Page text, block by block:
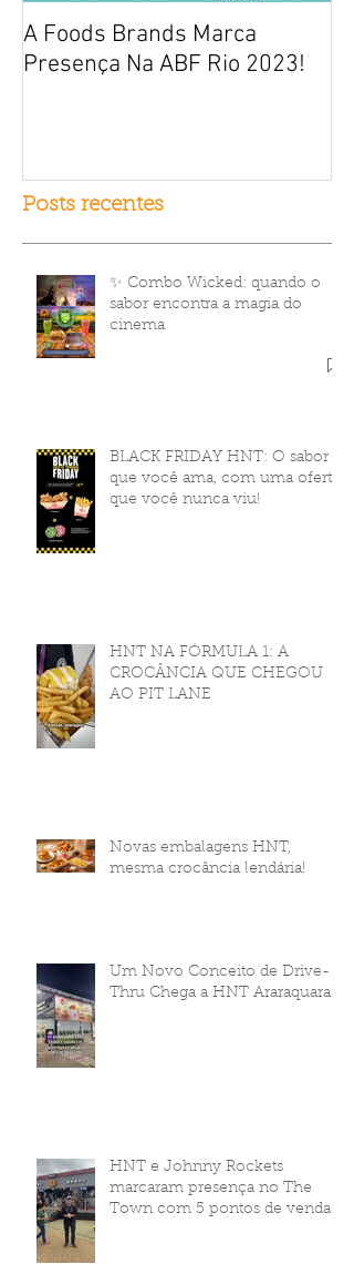
A Foods Brands Marca
Presença Na ABF Rio 2023!
Posts recentes
✨ Combo Wicked: quando o
sabor encontra a magia do
cinema
BLACK FRIDAY HNT: O sabor
que você ama, com uma oferta
que você nunca viu!
HNT NA FÓRMULA 1: A
CROCÂNCIA QUE CHEGOU
AO PIT LANE
Novas embalagens HNT,
mesma crocância lendária!
Um Novo Conceito de Drive-
Thru Chega a HNT Araraquara
HNT e Johnny Rockets
marcaram presença no The
Town com 5 pontos de venda